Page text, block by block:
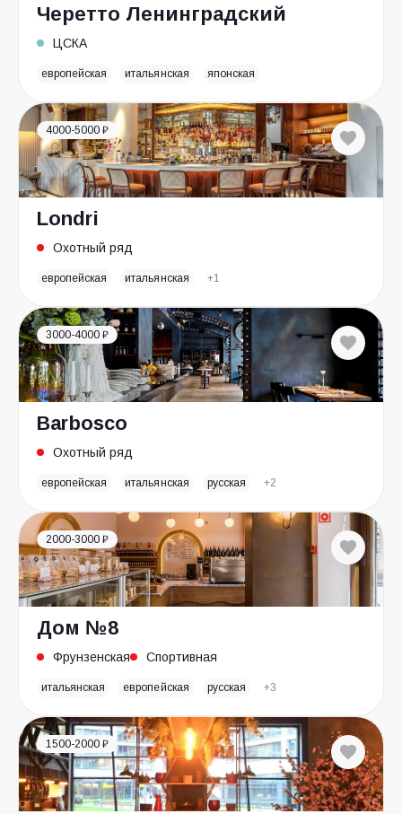
Черетто Ленинградский
ЦСКА
европейская итальянская японская
4000-5000 ₽
Londri
Охотный ряд
европейская итальянская +1
3000-4000 ₽
Barbosco
Охотный ряд
европейская итальянская русская +2
2000-3000 ₽
Дом №8
Фрунзенская Спортивная
итальянская европейская русская +3
1500-2000 ₽